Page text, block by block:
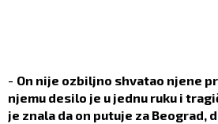
- On nije ozbiljno shvatao njene
njemu desilo je u jednu ruku i
je znala da on putuje za Beograd,